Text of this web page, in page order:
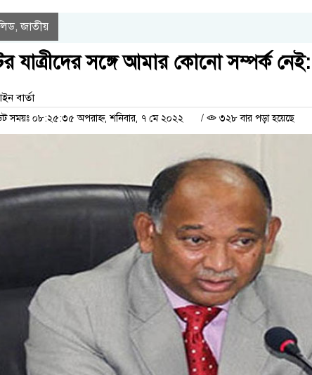
,জাতীয়
যাত্রীদের সঙ্গে আমার কোনো সম্পর্ক নেই:
বার্তা
সময়ঃ ০৮:২৫:৩৫ অপরাহ্ন, শনিবার, ৭ মে ২০২২ / ৩২৮ বার পড়া হয়েছে